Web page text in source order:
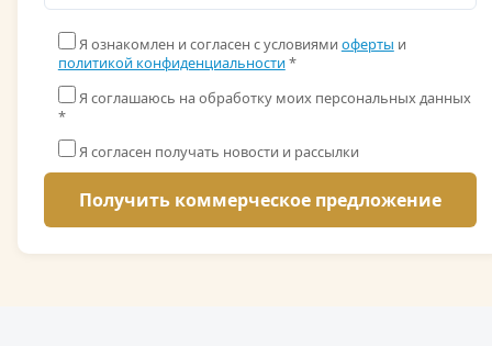
Я ознакомлен и согласен с условиями оферты и
политикой конфиденциальности*
Я соглашаюсь на обработку моих персональных данных
*
Я согласен получать новости и рассылки